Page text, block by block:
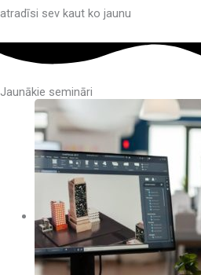
atradīsi sev kaut ko jaunu
Jaunākie semināri